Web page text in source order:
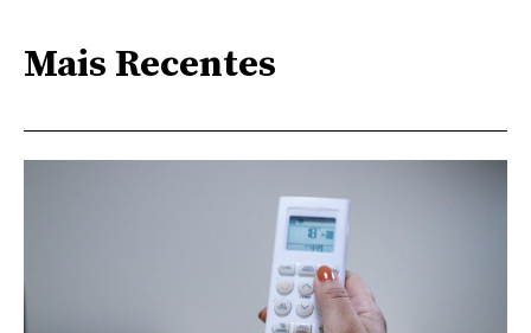
Mais Recentes